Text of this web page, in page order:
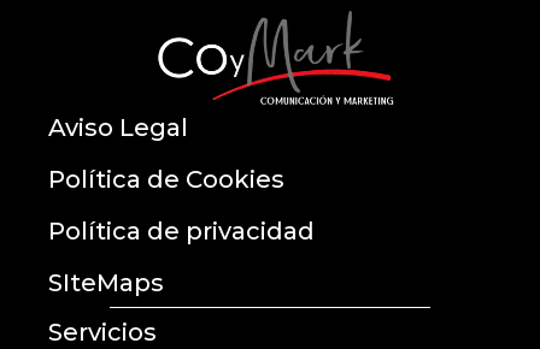
Aviso Legal
Política de Cookies
Política de privacidad
SIteMaps
Servicios